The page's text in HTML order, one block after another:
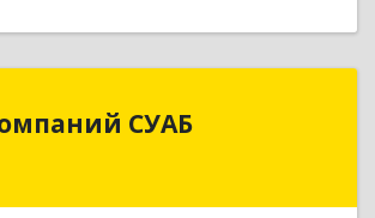
СУАБ
Группа компаний СУАБ
г, Почтовая Б. ул, дом 36, стр.9,